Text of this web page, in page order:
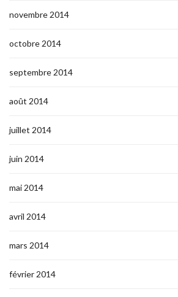
novembre 2014
octobre 2014
septembre 2014
août 2014
juillet 2014
juin 2014
mai 2014
avril 2014
mars 2014
février 2014